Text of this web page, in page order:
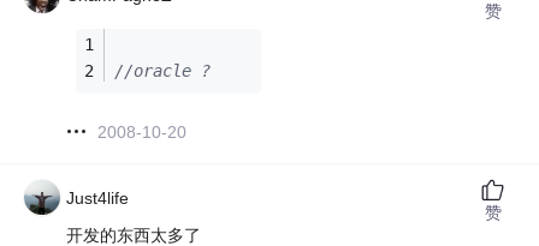
//oracle ?
2008-10-20
赞
Just4life
开发的东西太多了
赞